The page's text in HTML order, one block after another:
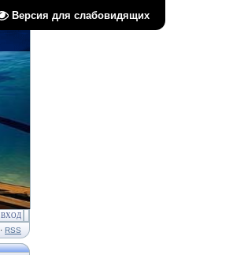
Версия для слабовидящих
ВХОД
· RSS